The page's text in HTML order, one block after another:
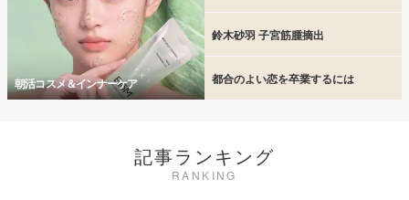
朝活コスメ＆インナーケア
鈴木砂羽 子宮筋腫摘出
都合のよい恋を卒業するには
記事ランキング
RANKING